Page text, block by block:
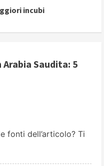
incubi
Arabia Saudita: 5
fonti dell’articolo? Ti